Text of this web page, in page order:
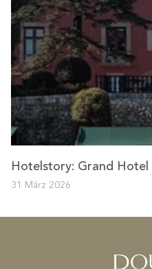
Hotelstory: Grand
31 März 2026